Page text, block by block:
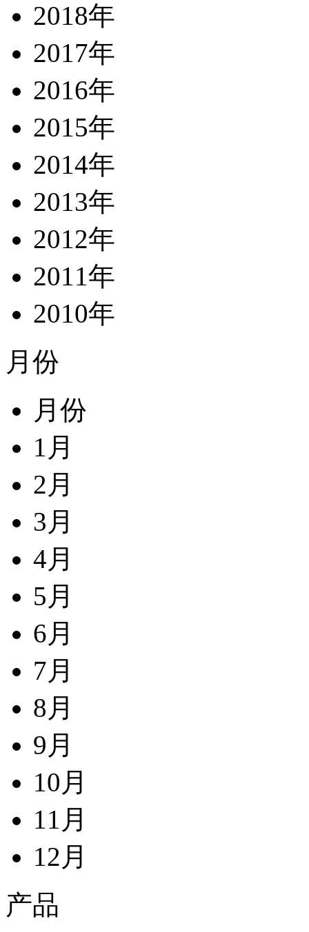
2018年
2017年
2016年
2015年
2014年
2013年
2012年
2011年
2010年
月份
月份
1月
2月
3月
4月
5月
6月
7月
8月
9月
10月
11月
12月
产品